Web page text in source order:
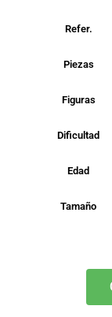
Refer.
Piezas
Figuras
Dificultad
Edad
Tamaño